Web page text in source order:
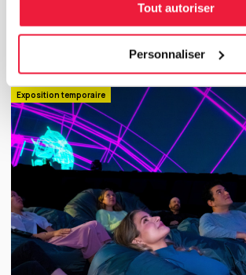
Tout autoriser
Personnaliser
Les Frontières de l'infini
Ce film immersif, à la fois instructif et poétique, relie
neuroscience en allant à la rencontre de scientifiques
Exposition temporaire